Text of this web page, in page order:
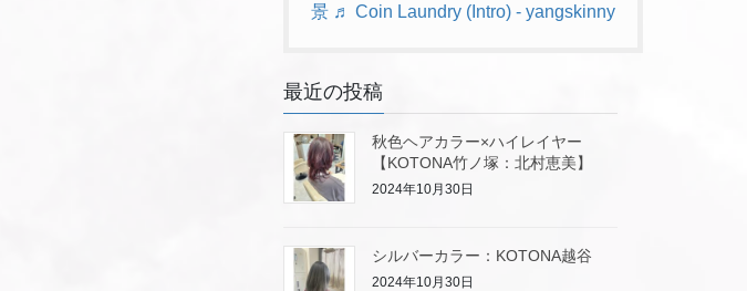
景 ♬ Coin Laundry (Intro) - yangskinny
最近の投稿
秋色ヘアカラー×ハイレイヤー
【KOTONA竹ノ塚：北村恵美】
2024年10月30日
シルバーカラー：KOTONA越谷
2024年10月30日